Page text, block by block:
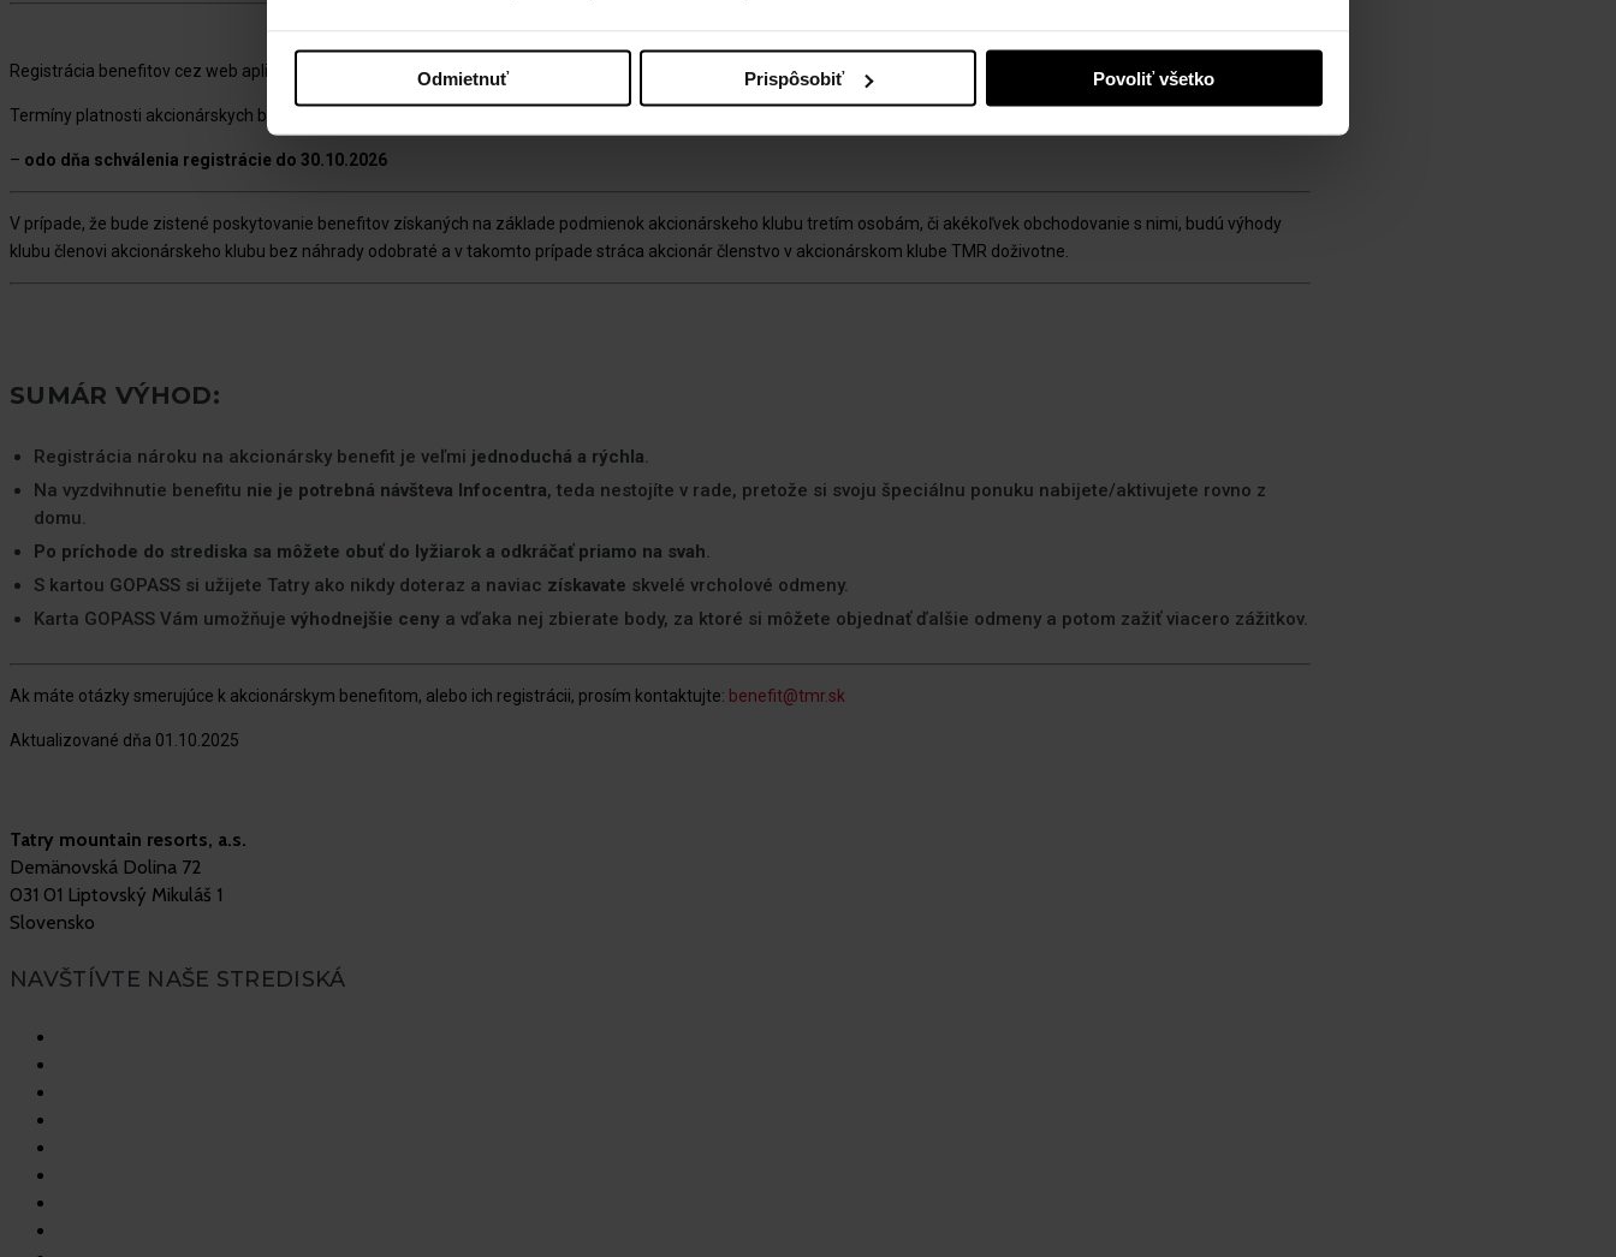
Odmietnuť Prispôsobiť Povoliť všetko
Registrácia benefitov cez web aplikáciu bude aktívna od 1.11.2025.
Termíny platnosti akcionárskych benefitov na sezónu 2025/2026 a možnosť čerpania týchto benefitov akcionármi TMR:
– odo dňa schválenia registrácie do 30.10.2026
V prípade, že bude zistené poskytovanie benefitov získaných na základe podmienok akcionárskeho klubu tretím osobám, či akékoľvek obchodovanie s nimi, budú výhody
klubu členovi akcionárskeho klubu bez náhrady odobraté a v takomto prípade stráca akcionár členstvo v akcionárskom klube TMR doživotne.
SUMÁR VÝHOD:
Registrácia nároku na akcionársky benefit je veľmi jednoduchá a rýchla.
Na vyzdvihnutie benefitu nie je potrebná návšteva Infocentra, teda nestojíte v rade, pretože si svoju špeciálnu ponuku nabijete/aktivujete rovno z
domu.
Po príchode do strediska sa môžete obuť do lyžiarok a odkráčať priamo na svah.
S kartou GOPASS si užijete Tatry ako nikdy doteraz a naviac získavate skvelé vrcholové odmeny.
Karta GOPASS Vám umožňuje výhodnejšie ceny a vďaka nej zbierate body, za ktoré si môžete objednať ďalšie odmeny a potom zažiť viacero zážitkov.
Ak máte otázky smerujúce k akcionárskym benefitom, alebo ich registrácii, prosím kontaktujte: benefit@tmr.sk
Aktualizované dňa 01.10.2025
Tatry mountain resorts, a.s.
Demänovská Dolina 72
031 01 Liptovský Mikuláš 1
Slovensko
NAVŠTÍVTE NAŠE STREDISKÁ